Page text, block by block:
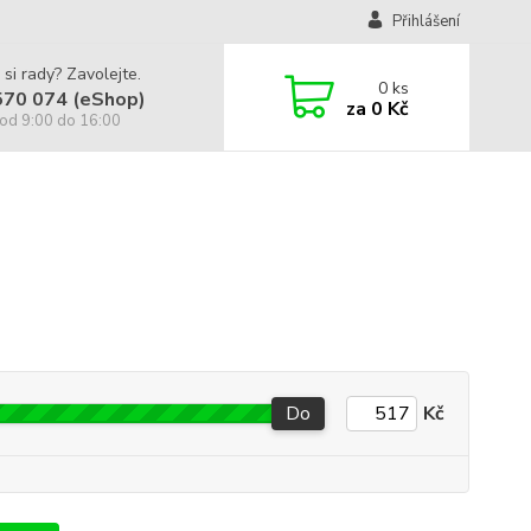
Přihlášení
rady? Zavolejte.
074 (eShop)
9:00 do 16:00
0ks
za 0 Kč
Do Kč